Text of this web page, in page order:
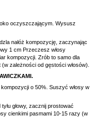
oczyszczającym. Wysusz
nałóż kompozycję, zaczynając
1 cm Przeczesz włosy
kompozycji. Zrób to samo dla
zależności od gęstości włosów).
kompozycji o 50%. Suszyć włosy w
głowy, zacznij prostować
cienkimi pasmami 10-15 razy (w